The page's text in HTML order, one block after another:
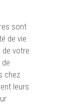
sont
de vie
de votre
chez
leurs